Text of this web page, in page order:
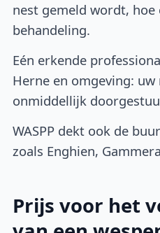
nest gemeld wordt, hoe
behandeling.
Eén erkende
Herne en omgeving:
onmiddellijk
WASPP dekt ook de
zoals Enghien,
Prijs voor het